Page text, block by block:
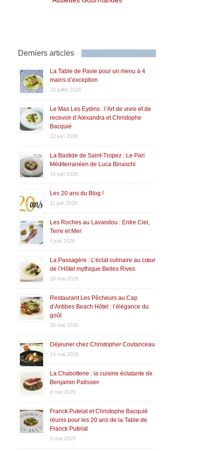
Derniers articles
La Table de Pavie pour un menu à 4
mains d’exception
20 juillet 2026
Le Mas Les Eydins : l’Art de vivre et de
recevoir d’Alexandra et Christophe
Bacquié
22 juin 2026
La Bastide de Saint-Tropez : Le Pari
Méditerranéen de Luca Binaschi
16 juin 2026
Les 20 ans du Blog !
11 juin 2026
Les Roches au Lavandou : Entre Ciel,
Terre et Mer
4 juin 2026
La Passagère : L’éclat culinaire au cœur
de l’Hôtel mythique Belles Rives
29 mai 2026
Restaurant Les Pêcheurs au Cap
d’Antibes Beach Hôtel : l’élégance du
goût
26 mai 2026
Déjeuner chez Christopher Coutanceau
14 mai 2026
La Chabotterie : la cuisine éclatante de
Benjamin Patissier
8 mai 2026
Franck Putelat et Christophe Bacquié
réunis pour les 20 ans de la Table de
Franck Putelat
3 mai 2026